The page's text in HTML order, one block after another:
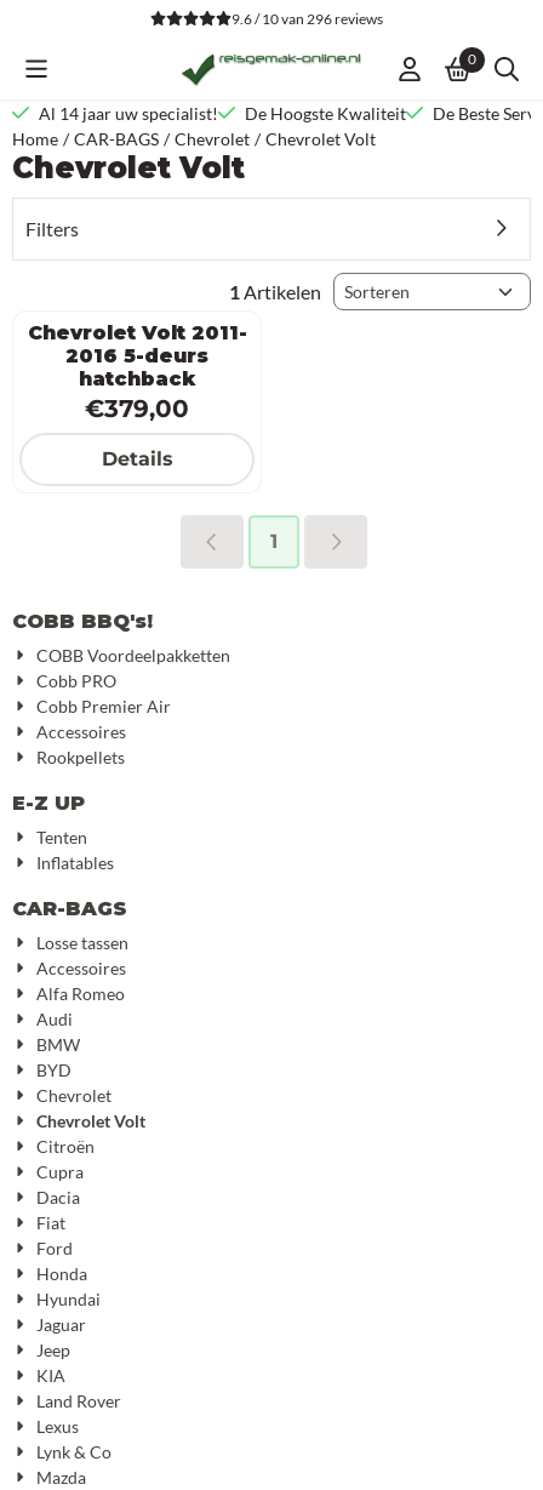
Cookievoorkeuren zijn beschikbaar. Kies instellingen of sta alle
9.6 / 10van296reviews
0
Al 14 jaar uw specialist! De Hoogste Kwaliteit
De Beste
Home / CAR-BAGS / Chevrolet / Chevrolet Volt
Chevrolet Volt
Filters
1 Artikelen Sorteermethode
Chevrolet Volt 2011-
2016 5-deurs
hatchback
Prijs: 379,00
€379,00
Details
1
COBB BBQ's!
COBB Voordeelpakketten
Cobb PRO
Cobb Premier Air
Accessoires
Rookpellets
E-Z UP
Tenten
Inflatables
CAR-BAGS
Losse tassen
Accessoires
Alfa Romeo
Audi
BMW
BYD
Chevrolet
Chevrolet Volt
Citroën
Cupra
Dacia
Fiat
Ford
Honda
Hyundai
Jaguar
Jeep
KIA
Land Rover
Lexus
Lynk & Co
Mazda